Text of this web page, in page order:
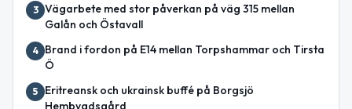
3 Vägarbete med stor påverkan på väg 315 mellan
Galån och Östavall
4
Brand i fordon på E14 mellan Torpshammar och Tirsta
Ö
5
Eritreansk och ukrainsk buffé på Borgsjö
Hembygdsgård